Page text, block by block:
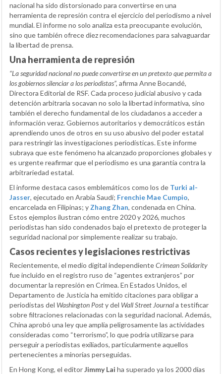
nacional ha sido distorsionado para convertirse en una
herramienta de represión contra el ejercicio del periodismo a nivel
mundial. El informe no solo analiza esta preocupante evolución,
sino que también ofrece diez recomendaciones para salvaguardar
la libertad de prensa.
Una herramienta de represión
“La seguridad nacional no puede convertirse en un pretexto que permita a
los gobiernos silenciar a los periodistas”, afirma Anne Bocandé,
Directora Editorial de RSF. Cada proceso judicial abusivo y cada
detención arbitraria socavan no solo la libertad informativa, sino
también el derecho fundamental de los ciudadanos a acceder a
información veraz. Gobiernos autoritarios y democráticos están
aprendiendo unos de otros en su uso abusivo del poder estatal
para restringir las investigaciones periodísticas. Este informe
subraya que este fenómeno ha alcanzado proporciones globales y
es urgente reafirmar que el periodismo es una garantía contra la
arbitrariedad estatal.
El informe destaca casos emblemáticos como los de Turki al-
Jasser, ejecutado en Arabia Saudí; Frenchie Mae Cumpio,
encarcelada en Filipinas; y Zhang Zhan, condenada en China.
Estos ejemplos ilustran cómo entre 2020 y 2026, muchos
periodistas han sido condenados bajo el pretexto de proteger la
seguridad nacional por simplemente realizar su trabajo.
Casos recientes y legislaciones restrictivas
Recientemente, el medio digital independienteCrimean Solidarity
fue incluido en el registro ruso de “agentes extranjeros” por
documentar la represión en Crimea. En Estados Unidos, el
Departamento de Justicia ha emitido citaciones para obligar a
periodistas del Washington Posty del Wall Street Journala testificar
sobre filtraciones relacionadas con la seguridad nacional. Además,
China aprobó una ley que amplía peligrosamente las actividades
consideradas como “terrorismo”, lo que podría utilizarse para
perseguir a periodistas exiliados, particularmente aquellos
pertenecientes a minorías perseguidas.
En Hong Kong, el editorJimmy Lai ha superado ya los 2000 días